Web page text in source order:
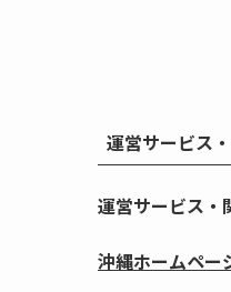
運営サービス
運営サービス・
沖縄ホームペー